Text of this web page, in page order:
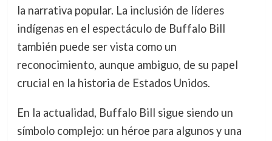
la narrativa popular. La inclusión de líderes
indígenas en el espectáculo de Buffalo Bill
también puede ser vista como un
reconocimiento, aunque ambiguo, de su papel
crucial en la historia de Estados Unidos.
En la actualidad, Buffalo Bill sigue siendo un
símbolo complejo: un héroe para algunos y una